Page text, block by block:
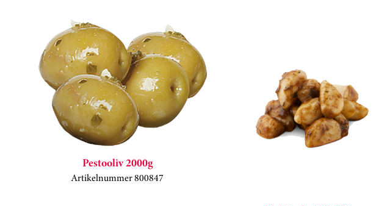
Hoppa över kortkarusell
Pestooliv 2000g
Artikelnummer 800847